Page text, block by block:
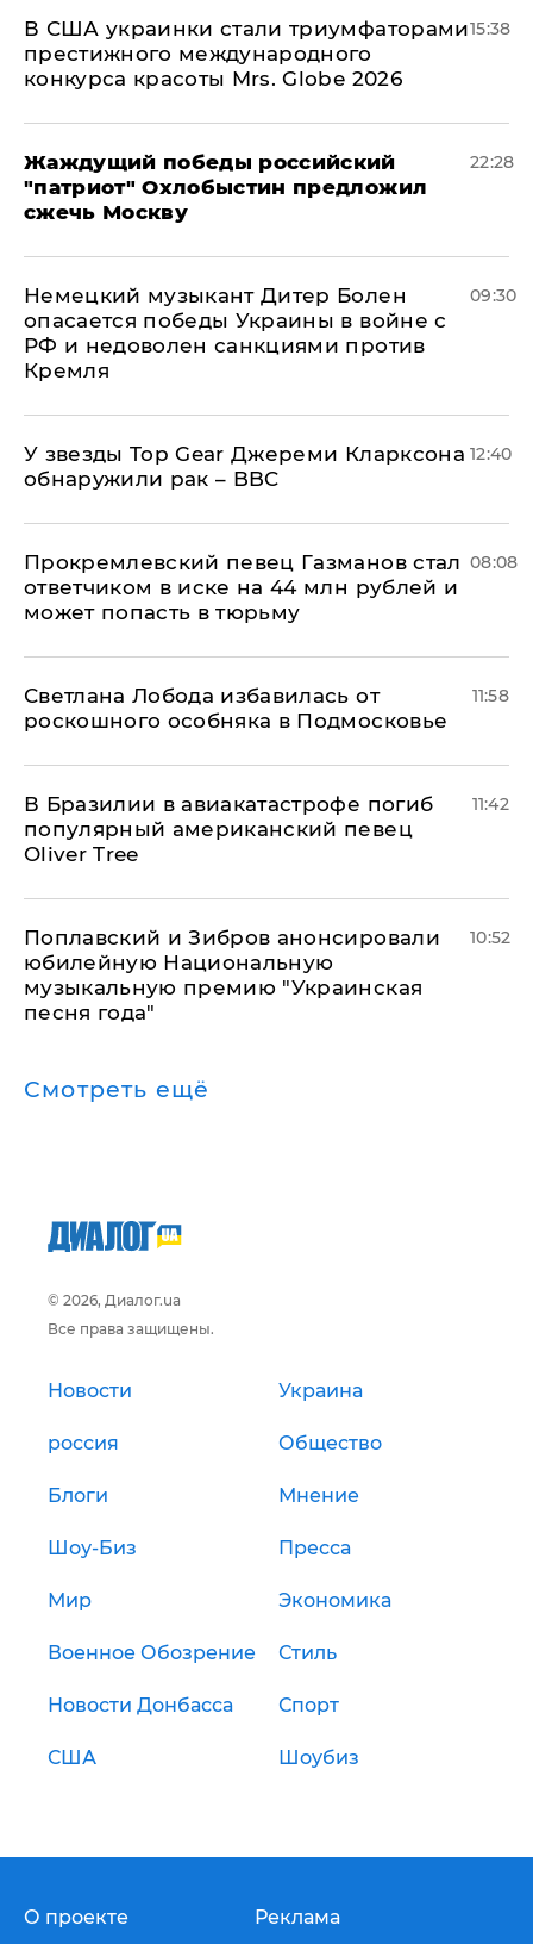
В США украинки стали триумфаторами
престижного международного
конкурса красоты Mrs. Globe 2026
15:38
Жаждущий победы российский
"патриот" Охлобыстин предложил
сжечь Москву
22:28
Немецкий музыкант Дитер Болен
опасается победы Украины в войне с
РФ и недоволен санкциями против
Кремля
09:30
У звезды Top Gear Джереми Кларксона
обнаружили рак – BBC
12:40
Прокремлевский певец Газманов стал
ответчиком в иске на 44 млн рублей и
может попасть в тюрьму
08:08
Светлана Лобода избавилась от
роскошного особняка в Подмосковье
11:58
В Бразилии в авиакатастрофе погиб
популярный американский певец
Oliver Tree
11:42
Поплавский и Зибров анонсировали
юбилейную Национальную
музыкальную премию "Украинская
песня года"
10:52
Смотреть ещё
© 2026, Диалог.ua
Все права защищены.
Новости Украина
россия Общество
Блоги Мнение
Шоу-Биз Пресса
Мир Экономика
Военное Обозрение Стиль
Новости Донбасса Спорт
США Шоубиз
О проекте Реклама